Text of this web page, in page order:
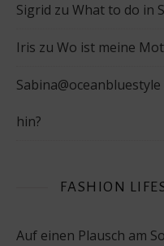
Sigrid zu What to do in
Iris zu Wo ist meine
Sabina@oceanbluestyle
hin?
FASHION
Auf einen Plausch am